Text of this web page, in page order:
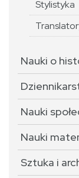
Stylistyka
Nauki o
Nauki
Nauki
Sztuka i